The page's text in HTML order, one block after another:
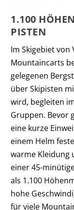
1.100
PISTEN
Im Skigebiet
Mountaincarts
gelegenen
über Skipisten
wird, begleiten
Gruppen. Bevor
eine kurze
einem Helm
warme Kleidung
einer 45-
als 1.100
hohe
für viele